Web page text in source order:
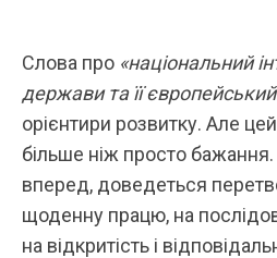
Слова про «національний
держави та її європейський
орієнтири розвитку. Але
більше ніж просто
вперед, доведеться
щоденну працю, на
на відкритість і